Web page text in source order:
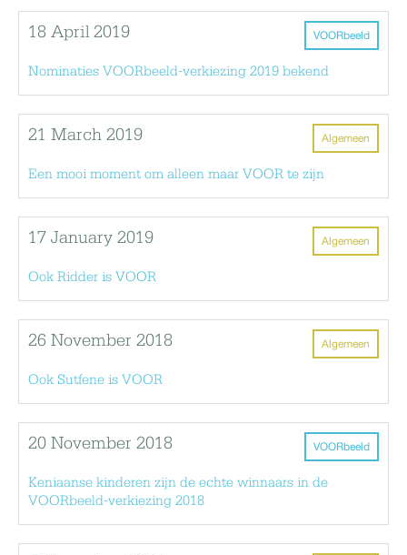
VOORbeeld
18 April 2019
Nominaties VOORbeeld-verkiezing 2019 bekend
Algemeen
21 March 2019
Een mooi moment om alleen maar VOOR te zijn
Algemeen
17 January 2019
Ook Ridder is VOOR
Algemeen
26 November 2018
Ook Sutfene is VOOR
VOORbeeld
20 November 2018
Keniaanse kinderen zijn de echte winnaars in de
VOORbeeld-verkiezing 2018